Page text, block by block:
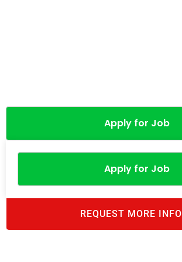
Apply for Job
Apply for Job
REQUEST MORE INFO